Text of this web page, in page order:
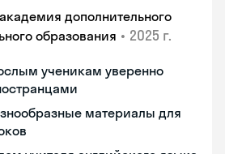
дополнительного
образования • 2025 г.
ученикам уверенно
материалы для